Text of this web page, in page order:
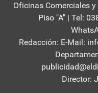
Oficinas Comerciales
Piso "A" | Tel:
Redacción: E-Mail:
Director: